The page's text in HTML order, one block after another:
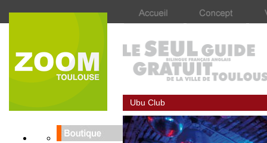
Ubu Club